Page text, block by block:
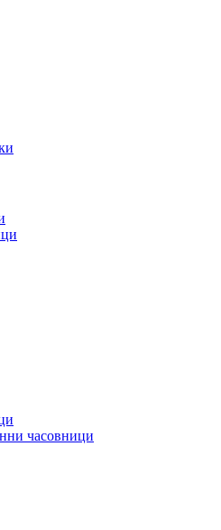
часовници